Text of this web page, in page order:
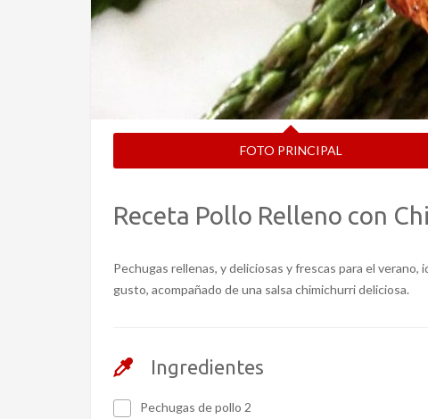
FOTO PRINCIPAL
Receta Pollo Relleno con
Pechugas rellenas, y deliciosas y frescas para el
gusto, acompañado de una salsa chimichurri deliciosa.
Ingredientes
Pechugas de pollo 2